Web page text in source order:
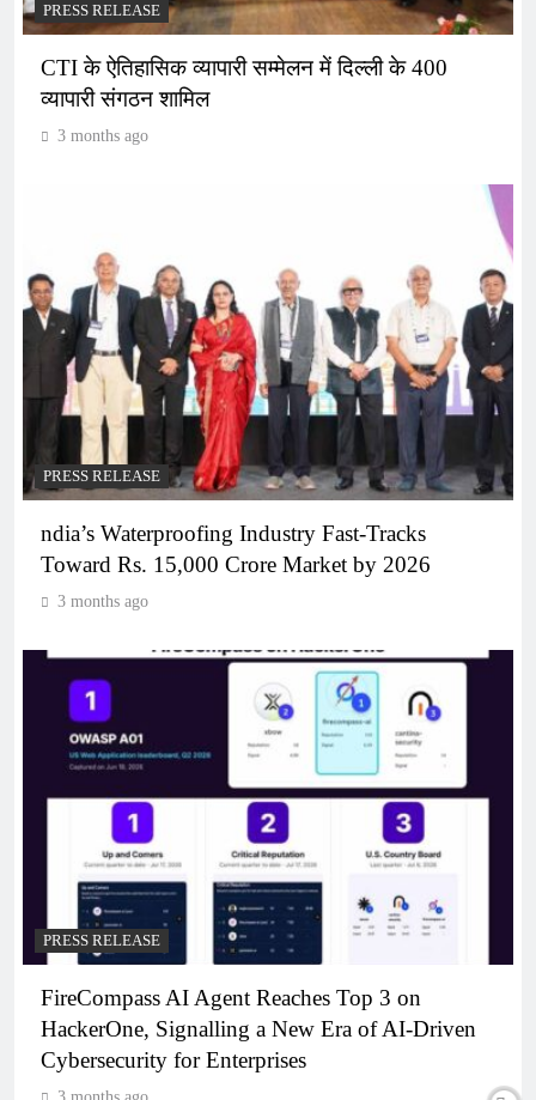
PRESS RELEASE
CTI के ऐतिहासिक व्यापारी सम्मेलन में दिल्ली के 400
व्यापारी संगठन शामिल
3 months ago
PRESS RELEASE
ndia’s Waterproofing Industry Fast-Tracks
Toward Rs. 15,000 Crore Market by 2026
3 months ago
PRESS RELEASE
FireCompass AI Agent Reaches Top 3 on
HackerOne, Signalling a New Era of AI-Driven
Cybersecurity for Enterprises